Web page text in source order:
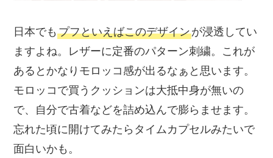
日本でもプフといえばこのデザインが浸透してい
ますよね。レザーに定番のパターン刺繍。これが
あるとかなりモロッコ感が出るなぁと思います。
モロッコで買うクッションは大抵中身が無いの
で、自分で古着などを詰め込んで膨らませます。
忘れた頃に開けてみたらタイムカプセルみたいで
面白いかも。